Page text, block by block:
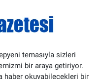
temasıyla sizleri
bir araya getiriyor.
haber okuyabilecekleri bir